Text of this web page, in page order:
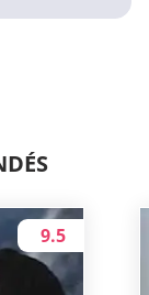
9.5